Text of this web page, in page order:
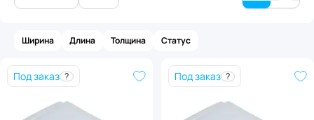
Ширина Длина Толщина Статус
Под заказ ? Под заказ ?